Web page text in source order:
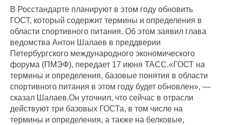
В Росстандарте планируют в этом году обновить
ГОСТ, который содержит термины и определения в
области спортивного питания. Об этом заявил глава
ведомства Антон Шалаев в преддверии
Петербургского международного экономического
форума (ПМЭФ), передает 17 июня ТАСС.«ГОСТ на
термины и определения, базовые понятия в области
спортивного питания в этом году будет обновлен», —
сказал Шалаев.Он уточнил, что сейчас в отрасли
действуют три базовых ГОСТа, в том числе на
термины и определения, а также на белковые,